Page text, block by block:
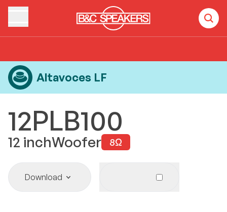
Altavoces LF
12PLB100
12 inchWoofer 8Ω
Download